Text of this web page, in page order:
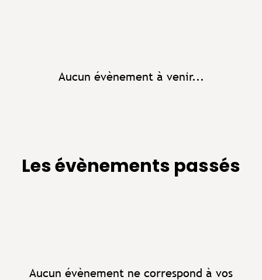
Aucun évènement à venir...
Les évènements passés
Aucun évènement ne correspond à vos